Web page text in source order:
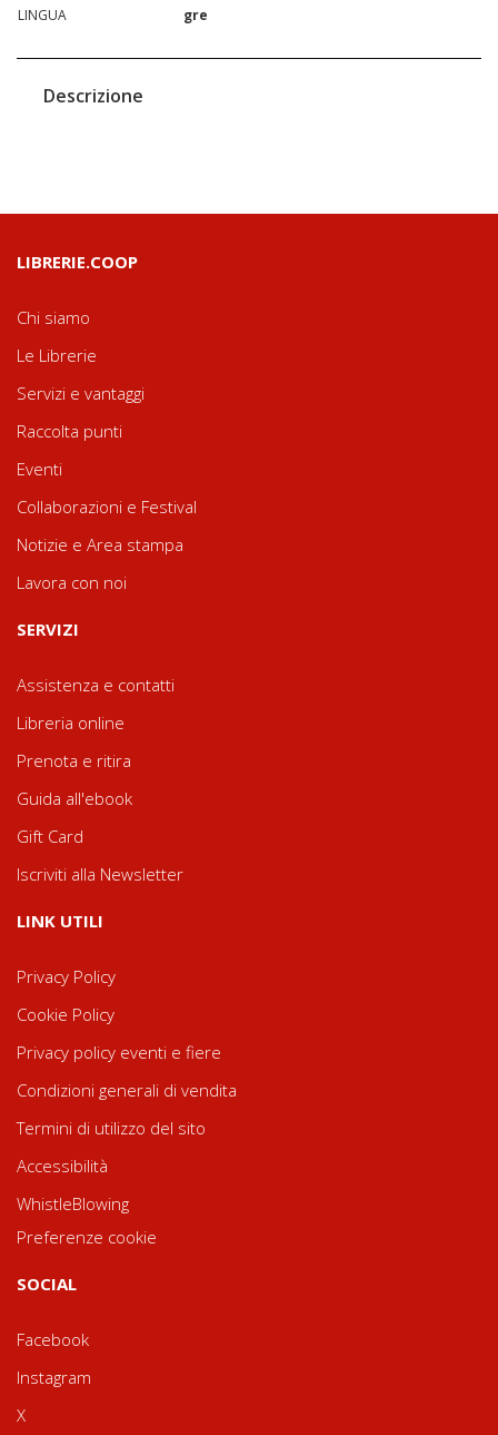
LINGUA
gre
Descrizione
LIBRERIE.COOP
Chi siamo
Le Librerie
Servizi e vantaggi
Raccolta punti
Eventi
Collaborazioni e Festival
Notizie e Area stampa
Lavora con noi
SERVIZI
Assistenza e contatti
Libreria online
Prenota e ritira
Guida all'ebook
Gift Card
Iscriviti alla Newsletter
LINK UTILI
Privacy Policy
Cookie Policy
Privacy policy eventi e fiere
Condizioni generali di vendita
Termini di utilizzo del sito
Accessibilità
WhistleBlowing
Preferenze cookie
SOCIAL
Facebook
Instagram
X